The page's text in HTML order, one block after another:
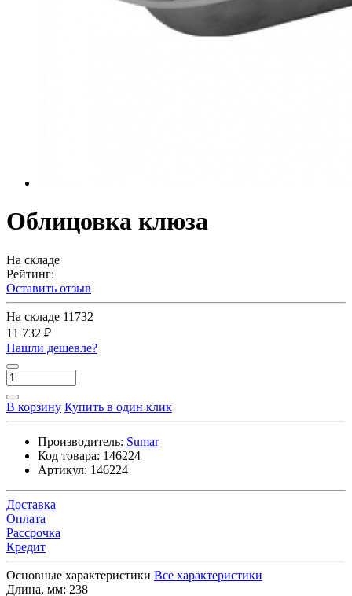
Облицовка клюза
На складе
Рейтинг:
Оставить отзыв
На складе 11732
11 732 ₽
Нашли дешевле?
В корзину Купить в один клик
Производитель: Sumar
Код товара: 146224
Артикул: 146224
Доставка
Оплата
Рассрочка
Кредит
Основные характеристики Все характеристики
Длина, мм: 238